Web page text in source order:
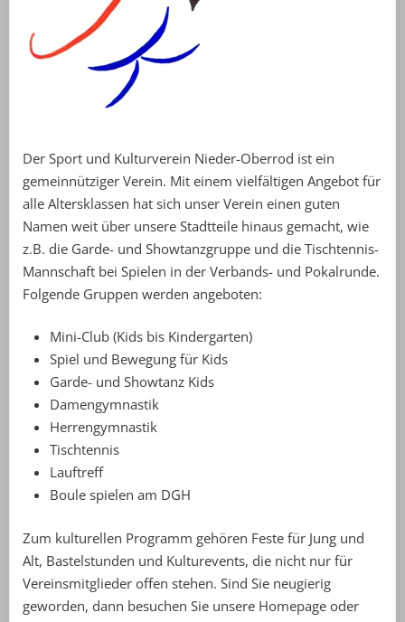
Der Sport und Kulturverein Nieder-Oberrod ist ein
gemeinnütziger Verein. Mit einem vielfältigen Angebot für
alle Altersklassen hat sich unser Verein einen guten
Namen weit über unsere Stadtteile hinaus gemacht, wie
z.B. die Garde- und Showtanzgruppe und die Tischtennis-
Mannschaft bei Spielen in der Verbands- und Pokalrunde.
Folgende Gruppen werden angeboten:
Mini-Club (Kids bis Kindergarten)
Spiel und Bewegung für Kids
Garde- und Showtanz Kids
Damengymnastik
Herrengymnastik
Tischtennis
Lauftreff
Boule spielen am DGH
Zum kulturellen Programm gehören Feste für Jung und
Alt, Bastelstunden und Kulturevents, die nicht nur für
Vereinsmitglieder offen stehen. Sind Sie neugierig
geworden, dann besuchen Sie unsere Homepage oder